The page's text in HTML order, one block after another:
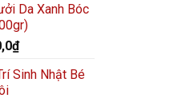
Da Xanh Bóc
₫
Sinh Nhật Bé